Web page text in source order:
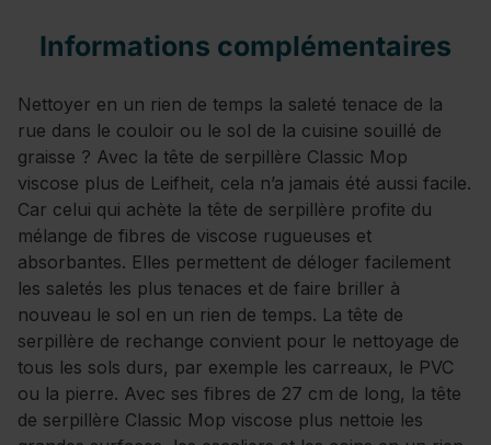
Informations complémentaires
Nettoyer en un rien de temps la saleté tenace de la
rue dans le couloir ou le sol de la cuisine souillé de
graisse ? Avec la tête de serpillère Classic Mop
viscose plus de Leifheit, cela n’a jamais été aussi facile.
Car celui qui achète la tête de serpillère profite du
mélange de fibres de viscose rugueuses et
absorbantes. Elles permettent de déloger facilement
les saletés les plus tenaces et de faire briller à
nouveau le sol en un rien de temps. La tête de
serpillère de rechange convient pour le nettoyage de
tous les sols durs, par exemple les carreaux, le PVC
ou la pierre. Avec ses fibres de 27 cm de long, la tête
de serpillère Classic Mop viscose plus nettoie les